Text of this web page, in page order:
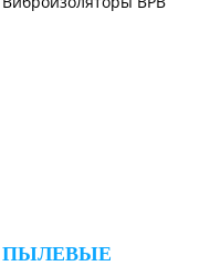
ПЫЛЕВЫЕ